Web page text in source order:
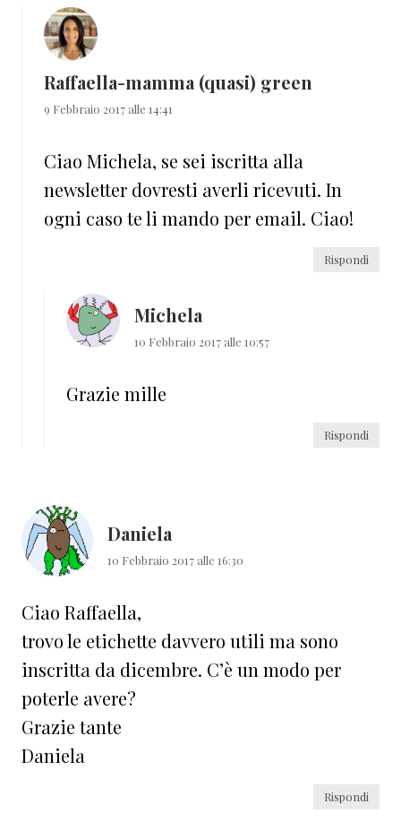
Raffaella-mamma (quasi) green
9 Febbraio 2017 alle 14:41
Ciao Michela, se sei iscritta alla
newsletter dovresti averli ricevuti. In
ogni caso te li mando per email. Ciao!
Rispondi
Michela
10 Febbraio 2017 alle 10:57
Grazie mille
Rispondi
Daniela
10 Febbraio 2017 alle 16:30
Ciao Raffaella,
trovo le etichette davvero utili ma sono
inscritta da dicembre. C’è un modo per
poterle avere?
Grazie tante
Daniela
Rispondi